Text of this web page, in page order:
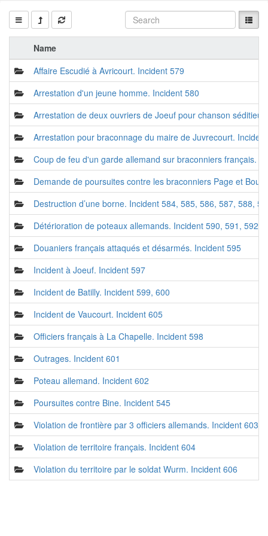
Name
Affaire Escudié à Avricourt. Incident 579
Arrestation d'un jeune homme. Incident 580
Arrestation de deux ouvriers de Joeuf pour chanson
Arrestation pour braconnage du maire de Juvrecourt.
Coup de feu d'un garde allemand sur braconniers français.
Demande de poursuites contre les braconniers Page et
Destruction d’une borne. Incident 584, 585, 586, 587, 588,
Détérioration de poteaux allemands. Incident 590, 591, 592,
Douaniers français attaqués et désarmés. Incident 595
Incident à Joeuf. Incident 597
Incident de Batilly. Incident 599, 600
Incident de Vaucourt. Incident 605
Officiers français à La Chapelle. Incident 598
Outrages. Incident 601
Poteau allemand. Incident 602
Poursuites contre Bine. Incident 545
Violation de frontière par 3 officiers allemands. Incident 603
Violation de territoire français. Incident 604
Violation du territoire par le soldat Wurm. Incident 606